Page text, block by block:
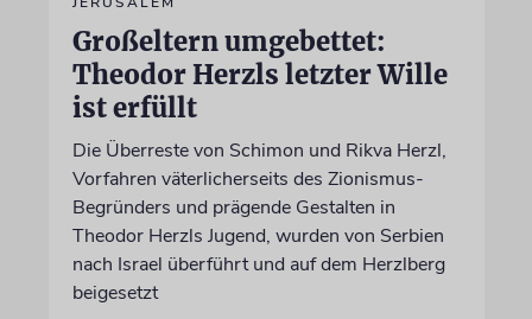
Großeltern umgebettet:
Theodor Herzls letzter Wille
ist erfüllt
Die Überreste von Schimon und Rikva Herzl,
Vorfahren väterlicherseits des Zionismus-
Begründers und prägende Gestalten in
Theodor Herzls Jugend, wurden von Serbien
nach Israel überführt und auf dem Herzlberg
beigesetzt